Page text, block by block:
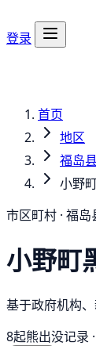
登录
首页
地区
福岛
小野
市区町村 · 福岛
小野町
基于政府机构
8起熊出没记录 ·